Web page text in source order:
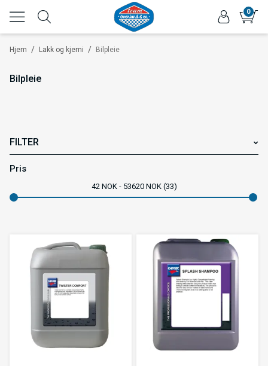
0
/
Hjem /
Lakk og kjemi Bilpleie
Bilpleie
FILTER
Varemerke
Bruksområde
Pris
42 NOK 53620 NOK 33